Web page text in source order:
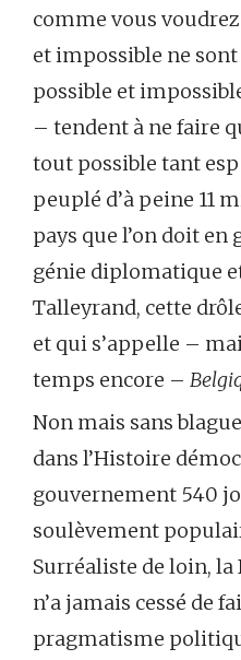
comme vous
et impossible ne sont
possible et
– tendent à ne faire
tout possible tant
peuplé d’à peine 11
pays que l’on doit en
génie diplomatique
Talleyrand, cette
et qui s’appelle –
temps encore –
Non mais sans
dans l’Histoire
gouvernement 540
soulèvement
Surréaliste de loin,
n’a jamais cessé de
pragmatisme